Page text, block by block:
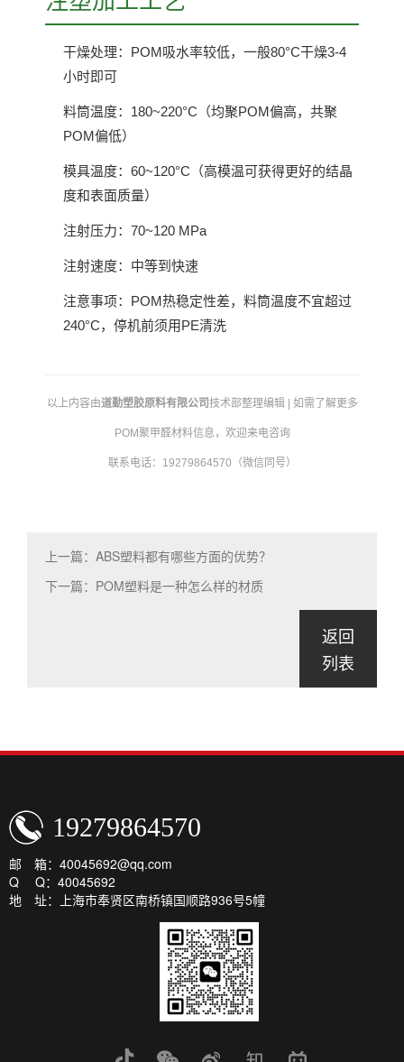
干燥处理：POM吸水率较低，一般80°C干燥3-4
小时即可
料筒温度：180~220°C（均聚POM偏高，共聚
POM偏低）
模具温度：60~120°C（高模温可获得更好的结晶
度和表面质量）
注射压力：70~120 MPa
注射速度：中等到快速
注意事项：POM热稳定性差，料筒温度不宜超过
240°C，停机前须用PE清洗
以上内容由道勤塑胶原料有限公司技术部整理编辑 | 如需了解更多
POM聚甲醛材料信息，欢迎来电咨询
联系电话：19279864570（微信同号）
上一篇：ABS塑料都有哪些方面的优势？
下一篇：POM塑料是一种怎么样的材质
返回
列表
19279864570
邮 箱：40045692@qq.com
Q Q：40045692
地 址：上海市奉贤区南桥镇国顺路936号5幢